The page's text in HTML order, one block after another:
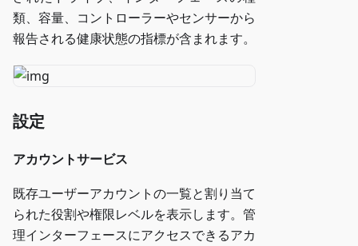
類、容量、コントローラーやセンサーから
報告される健康状態の指標が含まれます。
設定
アカウントサービス
既存ユーザーアカウントの一覧と割り当て
られた役割や権限レベルを表示します。管
理インターフェースにアクセスできるアカ